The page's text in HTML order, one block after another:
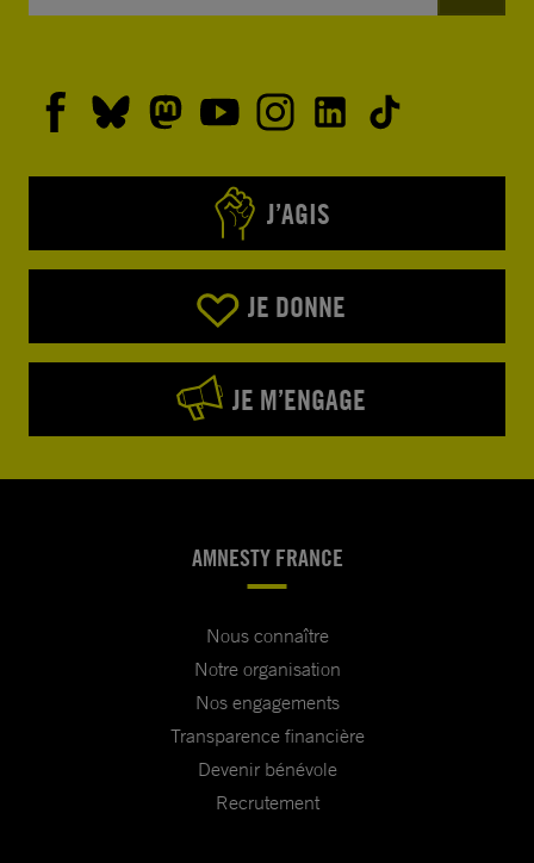
J’AGIS
JE DONNE
JE M’ENGAGE
AMNESTY FRANCE
Nous connaître
Notre organisation
Nos engagements
Transparence financière
Devenir bénévole
Recrutement